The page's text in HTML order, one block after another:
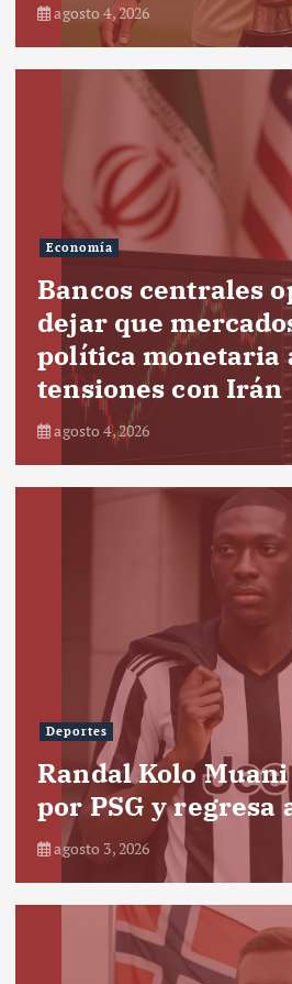
agosto 4, 2026
Economía
Bancos centrales
dejar que
política monetaria
tensiones con Irán
agosto 4, 2026
Deportes
Randal Kolo
por PSG y regresa
agosto 3, 2026